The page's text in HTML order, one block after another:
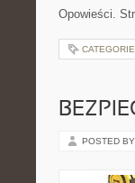
Opowieści.
POSTED